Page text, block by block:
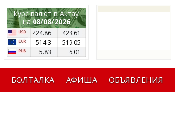
Курс валют в Актау
на08/08/2026
424.86
428.61
514.3
519.05
5.83
6.01
БОЛТАЛКА АФИША ОБЪЯВЛЕНИЯ